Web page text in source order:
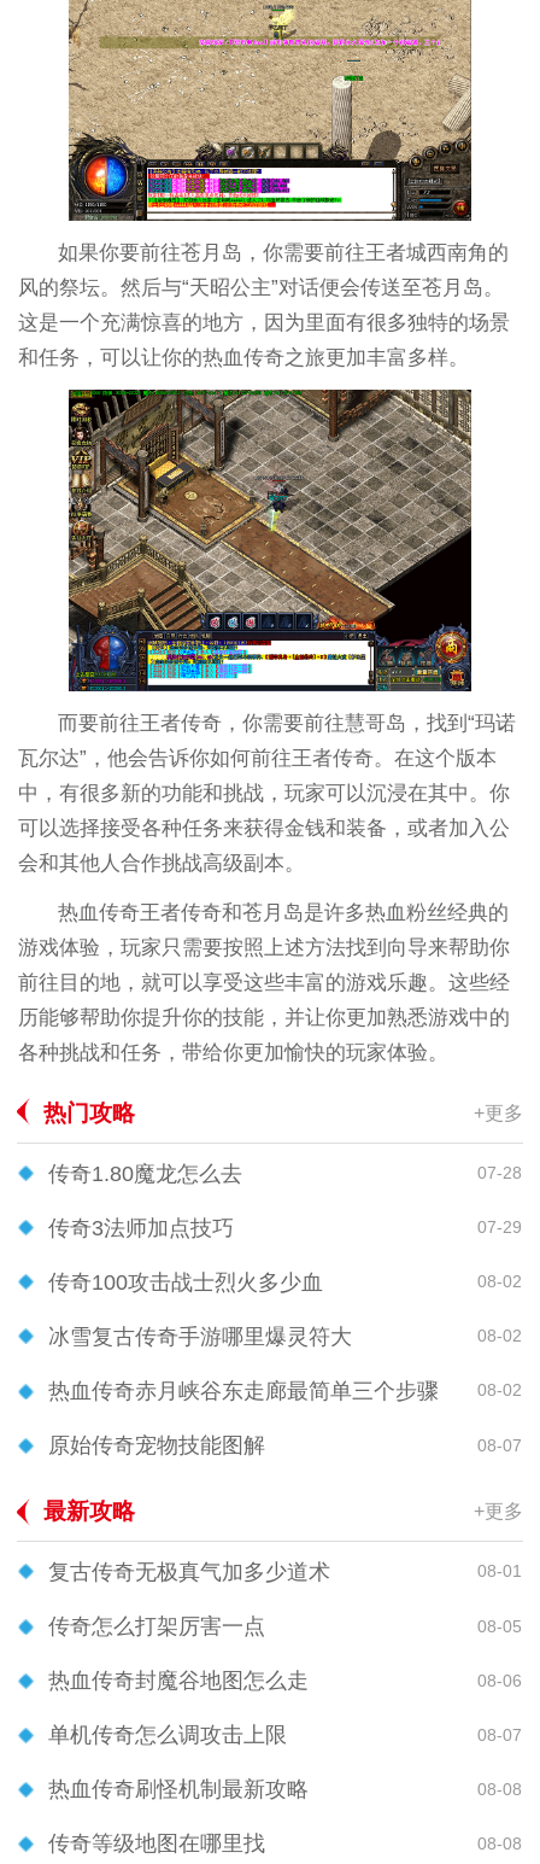
如果你要前往苍月岛，你需要前往王者城西南角的
风的祭坛。然后与“天昭公主”对话便会传送至苍月岛。
这是一个充满惊喜的地方，因为里面有很多独特的场景
和任务，可以让你的热血传奇之旅更加丰富多样。
而要前往王者传奇，你需要前往慧哥岛，找到“玛诺
瓦尔达”，他会告诉你如何前往王者传奇。在这个版本
中，有很多新的功能和挑战，玩家可以沉浸在其中。你
可以选择接受各种任务来获得金钱和装备，或者加入公
会和其他人合作挑战高级副本。
热血传奇王者传奇和苍月岛是许多热血粉丝经典的
游戏体验，玩家只需要按照上述方法找到向导来帮助你
前往目的地，就可以享受这些丰富的游戏乐趣。这些经
历能够帮助你提升你的技能，并让你更加熟悉游戏中的
各种挑战和任务，带给你更加愉快的玩家体验。
热门攻略 +更多
传奇1.80魔龙怎么去 07-28
传奇3法师加点技巧 07-29
传奇100攻击战士烈火多少血 08-02
冰雪复古传奇手游哪里爆灵符大 08-02
热血传奇赤月峡谷东走廊最简单三个步骤 08-02
原始传奇宠物技能图解 08-07
最新攻略 +更多
复古传奇无极真气加多少道术 08-01
传奇怎么打架厉害一点 08-05
热血传奇封魔谷地图怎么走 08-06
单机传奇怎么调攻击上限 08-07
热血传奇刷怪机制最新攻略 08-08
传奇等级地图在哪里找 08-08